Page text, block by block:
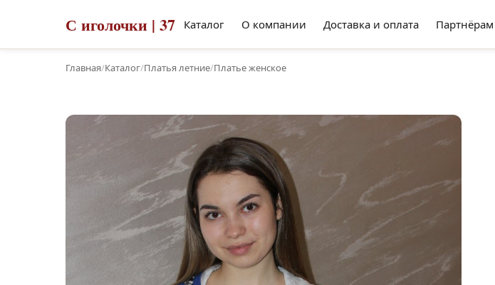
С иголочки | 37 Каталог О компании Доставка и оплата Партнёрам
Главная/Каталог/Платья летние/Платье женское